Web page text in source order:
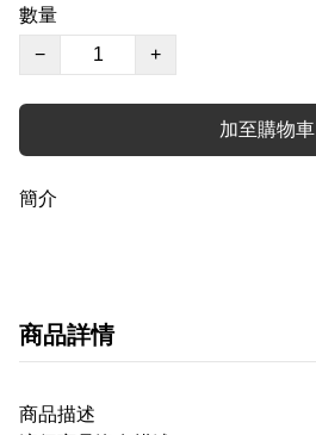
數量
−
+
加至購物車
簡介
商品詳情
商品描述